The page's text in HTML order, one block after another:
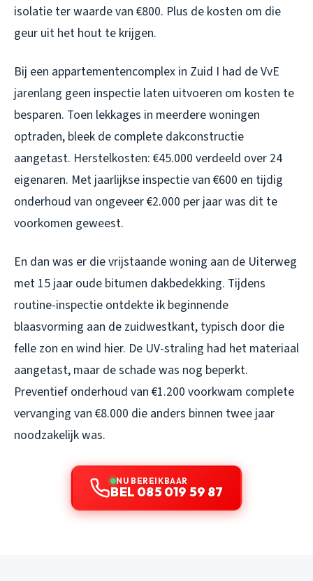
isolatie ter waarde van €800. Plus de kosten om die
geur uit het hout te krijgen.
Bij een appartementencomplex in Zuid I had de VvE
jarenlang geen inspectie laten uitvoeren om kosten te
besparen. Toen lekkages in meerdere woningen
optraden, bleek de complete dakconstructie
aangetast. Herstelkosten: €45.000 verdeeld over 24
eigenaren. Met jaarlijkse inspectie van €600 en tijdig
onderhoud van ongeveer €2.000 per jaar was dit te
voorkomen geweest.
En dan was er die vrijstaande woning aan de Uiterweg
met 15 jaar oude bitumen dakbedekking. Tijdens
routine-inspectie ontdekte ik beginnende
blaasvorming aan de zuidwestkant, typisch door die
felle zon en wind hier. De UV-straling had het materiaal
aangetast, maar de schade was nog beperkt.
Preventief onderhoud van €1.200 voorkwam complete
vervanging van €8.000 die anders binnen twee jaar
noodzakelijk was.
NU BEREIKBAAR
BEL 085 019 59 87